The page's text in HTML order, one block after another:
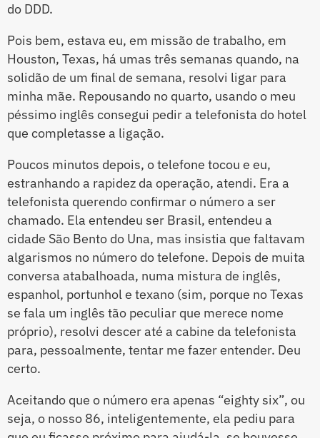
do DDD.
Pois bem, estava eu, em missão de trabalho, em
Houston, Texas, há umas três semanas quando, na
solidão de um final de semana, resolvi ligar para
minha mãe. Repousando no quarto, usando o meu
péssimo inglês consegui pedir a telefonista do hotel
que completasse a ligação.
Poucos minutos depois, o telefone tocou e eu,
estranhando a rapidez da operação, atendi. Era a
telefonista querendo confirmar o número a ser
chamado. Ela entendeu ser Brasil, entendeu a
cidade São Bento do Una, mas insistia que faltavam
algarismos no número do telefone. Depois de muita
conversa atabalhoada, numa mistura de inglês,
espanhol, portunhol e texano (sim, porque no Texas
se fala um inglês tão peculiar que merece nome
próprio), resolvi descer até a cabine da telefonista
para, pessoalmente, tentar me fazer entender. Deu
certo.
Aceitando que o número era apenas “eighty six”, ou
seja, o nosso 86, inteligentemente, ela pediu para